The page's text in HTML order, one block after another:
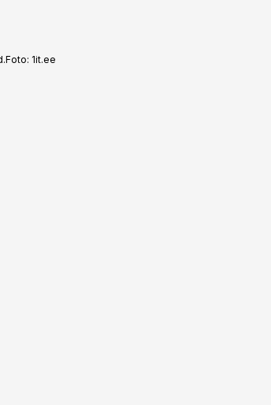
Foto: 1it.ee